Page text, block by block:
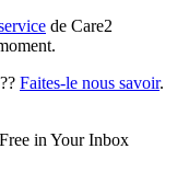
de Care2
Faites-le nous savoir.
in Your Inbox